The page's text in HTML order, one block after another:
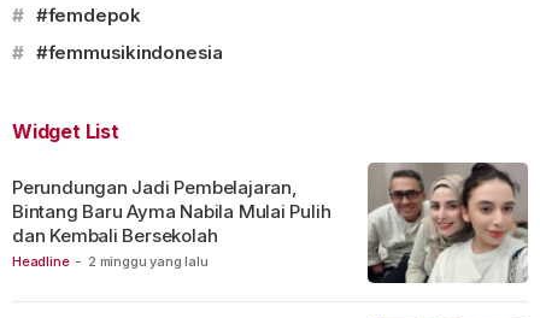
# #femdepok
# #femmusikindonesia
Widget List
Headline - 2 minggu yang lalu
Perundungan Jadi Pembelajaran,
Bintang Baru Ayma Nabila Mulai Pulih
dan Kembali Bersekolah